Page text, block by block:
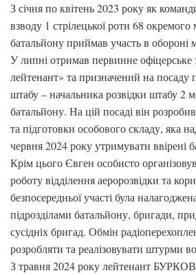
З січня по квітень 2023 року як
взводу 1 стрілецької роти 68 окремого
батальйону приймав участь в обороні
У липні отримав первинне
лейтенант» та призначений на посаду
штабу – начальника розвідки штабу 2
батальйону. На цій посаді він
та підготовки особового складу, яка
червня 2024 року утримувати ввірені
Крім цього Євген особисто
роботу відділення аеророзвідки та
безпосередньої участі була
підрозділами батальйону, бригади,
сусідніх бригад. Обмін
розробляти та реалізовувати штурми
З травня 2024 року лейтенант